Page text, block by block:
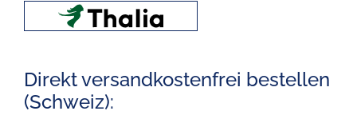
Direkt versandkostenfrei bestellen
(Schweiz):